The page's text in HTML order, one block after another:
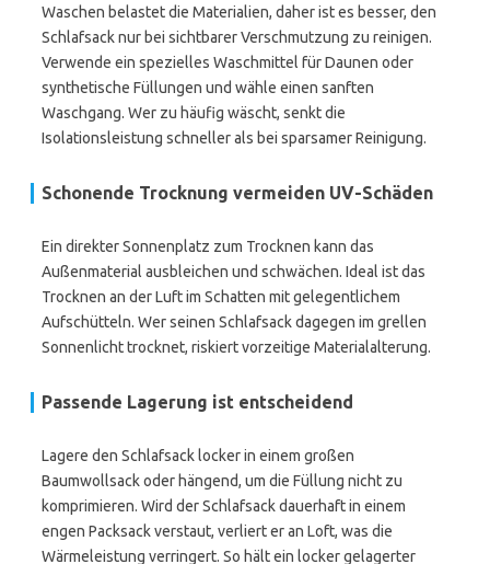
Waschen belastet die Materialien, daher ist es besser, den
Schlafsack nur bei sichtbarer Verschmutzung zu reinigen.
Verwende ein spezielles Waschmittel für Daunen oder
synthetische Füllungen und wähle einen sanften
Waschgang. Wer zu häufig wäscht, senkt die
Isolationsleistung schneller als bei sparsamer Reinigung.
Schonende Trocknung vermeiden UV-Schäden
Ein direkter Sonnenplatz zum Trocknen kann das
Außenmaterial ausbleichen und schwächen. Ideal ist das
Trocknen an der Luft im Schatten mit gelegentlichem
Aufschütteln. Wer seinen Schlafsack dagegen im grellen
Sonnenlicht trocknet, riskiert vorzeitige Materialalterung.
Passende Lagerung ist entscheidend
Lagere den Schlafsack locker in einem großen
Baumwollsack oder hängend, um die Füllung nicht zu
komprimieren. Wird der Schlafsack dauerhaft in einem
engen Packsack verstaut, verliert er an Loft, was die
Wärmeleistung verringert. So hält ein locker gelagerter